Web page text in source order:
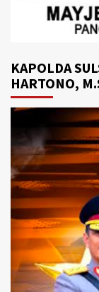
KAPOLDA
HARTONO,